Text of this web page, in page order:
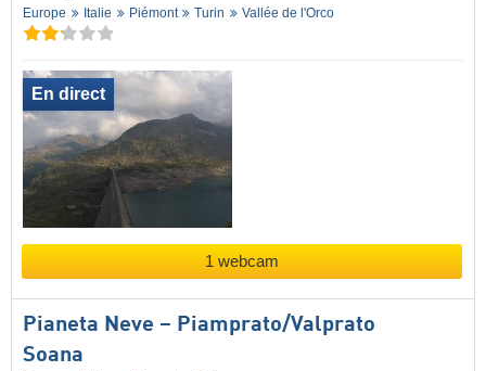
Europe Italie Piémont Turin Vallée de l'Orco
En direct
1 webcam
Pianeta Neve – Piamprato/​Valprato
Soana